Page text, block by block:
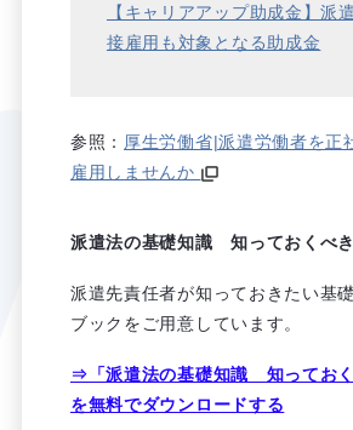
【キャリアアップ助成金】派
接雇用も対象となる助成金
参照： 厚生労働省|派遣労働者を正
雇用しませんか
派遣法の基礎知識 知っておくべ
派遣先責任者が知っておきたい基
ブックをご用意しています。
⇒「派遣法の基礎知識 知っておく
を無料でダウンロードする